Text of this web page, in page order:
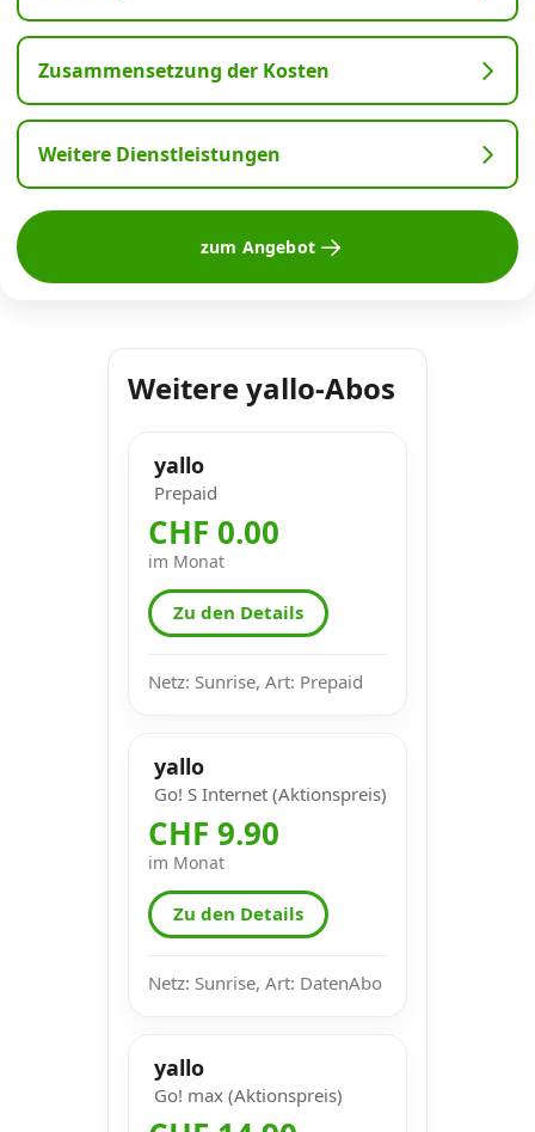
Zusammensetzung der Kosten
Weitere Dienstleistungen
zum Angebot
Weitere yallo-Abos
yallo
Prepaid
CHF 0.00
im Monat
Zu den Details
Netz: Sunrise, Art: Prepaid
yallo
Go! S Internet (Aktionspreis)
CHF 9.90
im Monat
Zu den Details
Netz: Sunrise, Art: DatenAbo
yallo
Go! max (Aktionspreis)